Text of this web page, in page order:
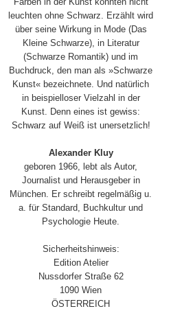
leuchten ohne Schwarz. Erzählt wird
über seine Wirkung in Mode (Das
Kleine Schwarze), in Literatur
(Schwarze Romantik) und im
Buchdruck, den man als »Schwarze
Kunst« bezeichnete. Und natürlich
in beispielloser Vielzahl in der
Kunst. Denn eines ist gewiss:
Schwarz auf Weiß ist unersetzlich!
Alexander Kluy
geboren 1966, lebt als Autor,
Journalist und Herausgeber in
München. Er schreibt regelmäßig u.
a. für Standard, Buchkultur und
Psychologie Heute.
Sicherheitshinweis:
Edition Atelier
Nussdorfer Straße 62
1090 Wien
ÖSTERREICH